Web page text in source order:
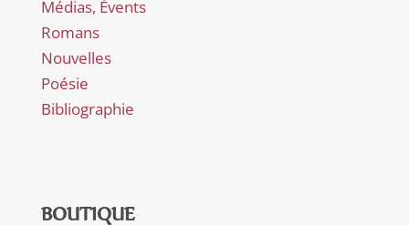
Médias, Évents
Romans
Nouvelles
Poésie
Bibliographie
BOUTIQUE